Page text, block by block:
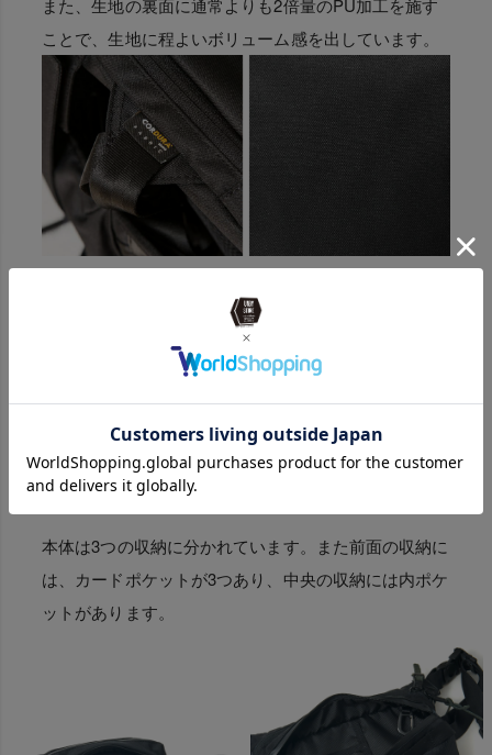
ことで、生地に程よいボリューム感を出しています。
機能性抜群ポケット
本体は3つの収納に分かれています。また前面の収納に
は、カードポケットが3つあり、中央の収納には内ポケ
ットがあります。